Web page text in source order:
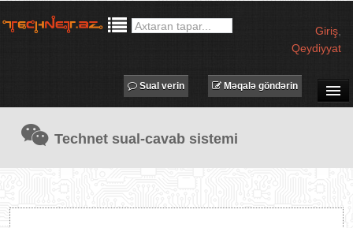
Giriş
Qeydiyyat
TECHNET TV
MƏQALƏLƏR
Məqalə göndərin
Sual verin
Technet sual-cavab sistemi